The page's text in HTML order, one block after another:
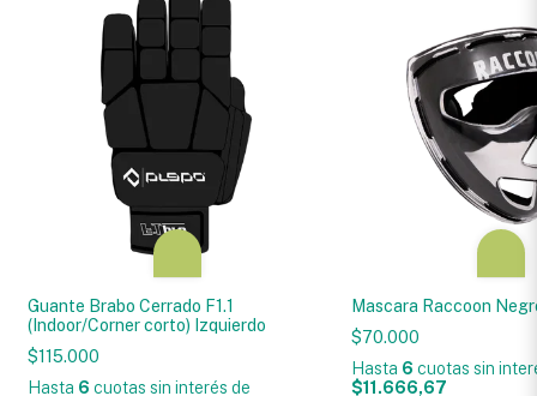
Guante Brabo Cerrado F1.1
(Indoor/Corner corto) Izquierdo
$115.000
Hasta 6 cuotas sin interés de
Mascara Raccoon
$70.000
Hasta 6 cuotas sin
$11.666,67